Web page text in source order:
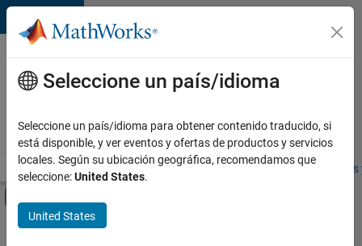
Saltar al contenido
Ofertas
de
empleo
MathWorks
Visión general Búsqueda de empleo Oficinas locales
Contenido principal
FILTRADO POR
Seleccione un país/idioma
Seleccione un país/idioma para obtener contenido traducido, si
está disponible, y ver eventos y ofertas de productos y servicios
locales. Según su ubicación geográfica, recomendamos que
seleccione:United States.
United States